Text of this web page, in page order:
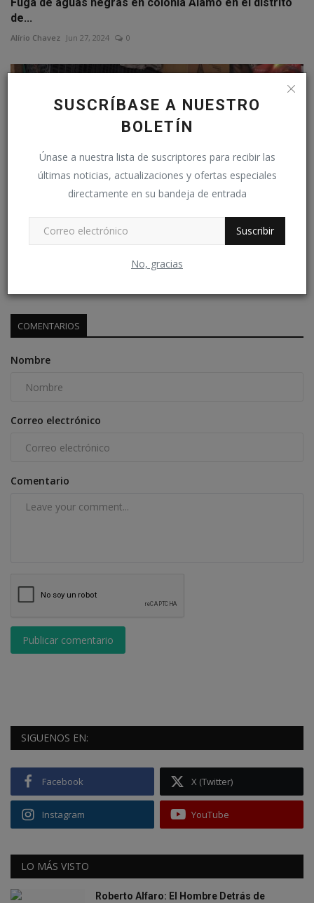
SUSCRÍBASE A NUESTRO
BOLETÍN
Únase a nuestra lista de suscriptores para recibir las
últimas noticias, actualizaciones y ofertas especiales
directamente en su bandeja de entrada
Suscribir
No, gracias
de...
Alírio Chavez Jun 27, 2024 0
Emprendedores activos este 1 de mayo en Apopa
COMENTARIOS
Nombre
Correo electrónico
Comentario
Publicar comentario
SIGUENOS EN:
Facebook X (Twitter)
Instagram YouTube
LO MÁS VISTO
Roberto Alfaro: El Hombre Detrás de